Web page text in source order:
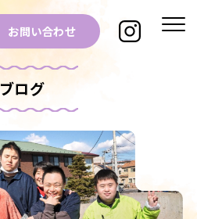
お問い合わせ
ブログ